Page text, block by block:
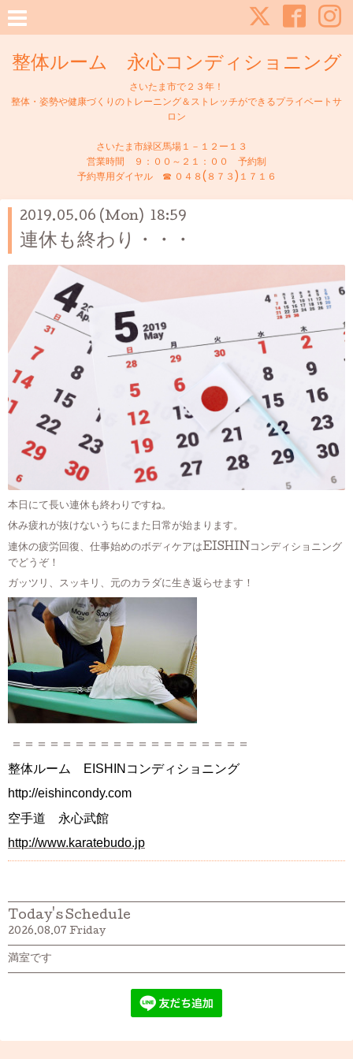
整体ルーム 永心コンディショニング
さいたま市で２３年！
整体・姿勢や健康づくりのトレーニング＆ストレッチができるプライベートサ
ロン
さいたま市緑区馬場１－１２ー１３
営業時間 ９：００～２１：００ 予約制
予約専用ダイヤル ☎ ０４８(８７３)１７１６
2019.05.06 (Mon) 18:59
連休も終わり・・・
本日にて長い連休も終わりですね。
休み疲れが抜けないうちにまた日常が始まります。
連休の疲労回復、仕事始めのボディケアはEISHINコンディショニング
でどうぞ！
ガッツリ、スッキリ、元のカラダに生き返らせます！
＝＝＝＝＝＝＝＝＝＝＝＝＝＝＝＝＝＝＝
整体ルーム EISHINコンディショニング
http://eishincondy.com
空手道 永心武館
http://www.karatebudo.jp
Today's Schedule
2026.08.07 Friday
満室です